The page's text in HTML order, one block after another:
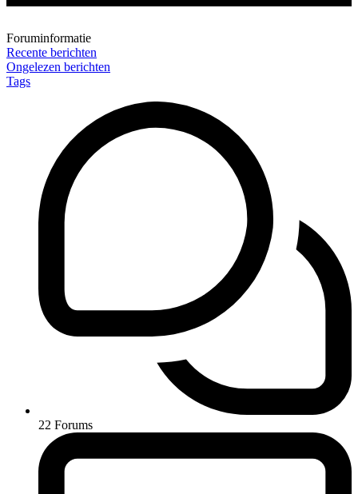
Foruminformatie
Recente berichten
Ongelezen berichten
Tags
22 Forums